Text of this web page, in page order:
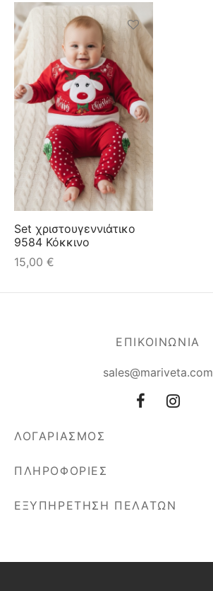
Set χριστουγεννιάτικο
9584 Κόκκινο
15,00 €
ΕΠΙΚΟΙΝΩΝΙΑ
sales@mariveta.com
ΛΟΓΑΡΙΑΣΜΟΣ
ΠΛΗΡΟΦΟΡΙΕΣ
ΕΞΥΠΗΡΕΤΗΣΗ ΠΕΛΑΤΩΝ